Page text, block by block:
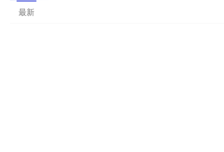
最新